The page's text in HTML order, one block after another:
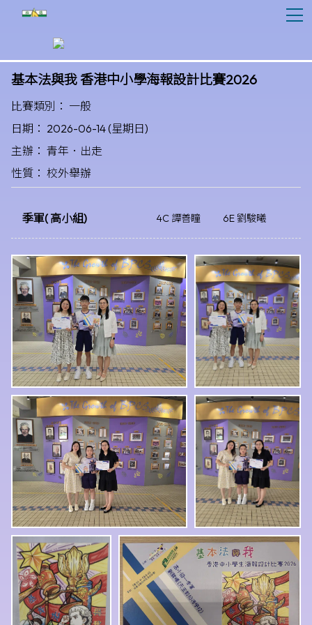
基本法與我 香港中小學海報設計比賽2026
比賽類別： 一般
日期： 2026-06-14 (星期日)
主辦： 青年．出走
性質： 校外舉辦
季軍( 高小組) 4C 譚善瞳 6E 劉駿曦